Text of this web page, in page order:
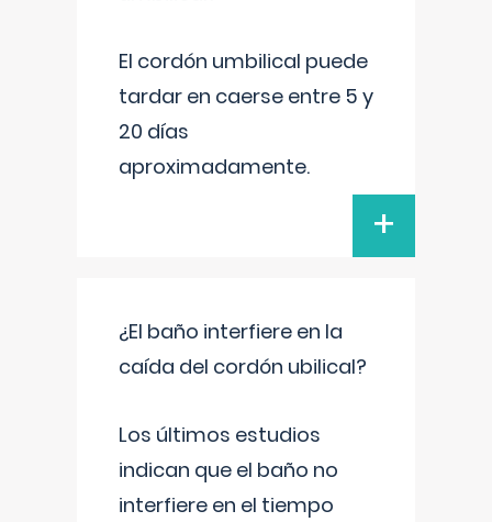
El cordón umbilical puede
tardar en caerse entre 5 y
20 días
aproximadamente.
+
¿El baño interfiere en la
caída del cordón ubilical?
Los últimos estudios
indican que el baño no
interfiere en el tiempo